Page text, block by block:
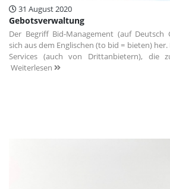
31 August 2020
Gebotsverwaltung
Der Begriff Bid-Management (auf Deutsch
sich aus dem Englischen (to bid = bieten)
Services (auch von Drittanbietern), die
Weiterlesen